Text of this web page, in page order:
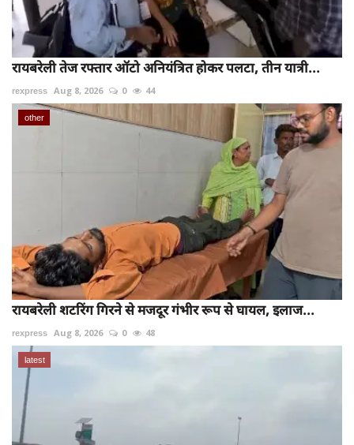
रायबरेली तेज रफ्तार ऑटो अनियंत्रित होकर पलटा, तीन यात्री...
rexpress Aug 8, 2026 0 44
other
रायबरेली शटरिंग गिरने से मजदूर गंभीर रूप से घायल, इलाज...
rexpress Aug 8, 2026 0 48
latest